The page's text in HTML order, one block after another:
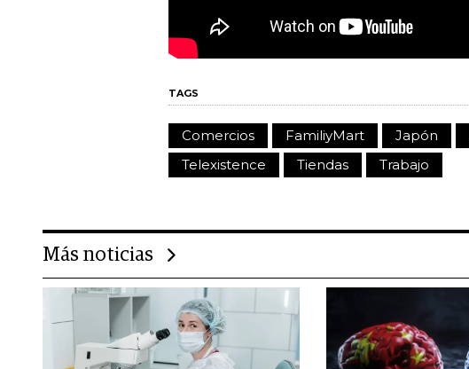
TAGS
Comercios FamiliyMart Japón
Telexistence
Tiendas Trabajo
Más noticias